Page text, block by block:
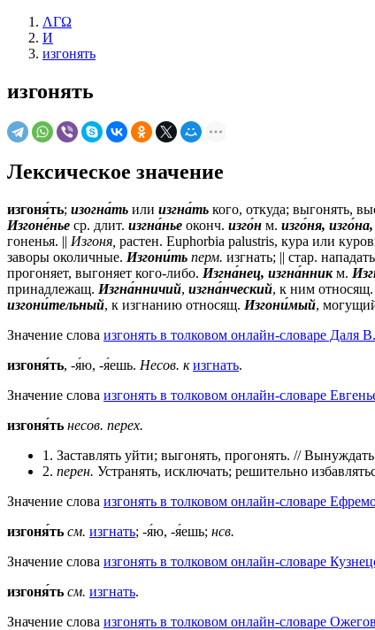
ΛΓΩ
И
изгонять
изгонять
Лексическое значение
изгоня́ть; изогна́ть или изгна́ть кого, откуда; выгонять,
Изгоне́нье ср. длит. изгна́нье оконч. изго́н м. изго́ня,
гоненья. || Изгоня, растен. Euphorbia palustris, кура или
заворы околичные. Изгони́ть перм. изгнать; || стар.
прогоняет, выгоняет кого-либо. Изгна́нец, изгна́нник м.
принадлежащ. Изгна́нничий, изгна́нческий, к ним относящ.
изгони́тельный, к изгнанию относящ. Изгони́мый,
Значение слова изгонять в толковом онлайн-словаре Даля
изгоня́ть, -я́ю, -я́ешь. Несов. к изгнать.
Значение слова изгонять в толковом онлайн-словаре
изгоня́ть несов. перех.
1. Заставлять уйти; выгонять, прогонять. //
2. перен. Устранять, исключать; решительно
Значение слова изгонять в толковом онлайн-словаре
изгоня́ть см. изгнать; -я́ю, -я́ешь; нсв.
Значение слова изгонять в толковом онлайн-словаре
изгоня́ть см. изгнать.
Значение слова изгонять в толковом онлайн-словаре